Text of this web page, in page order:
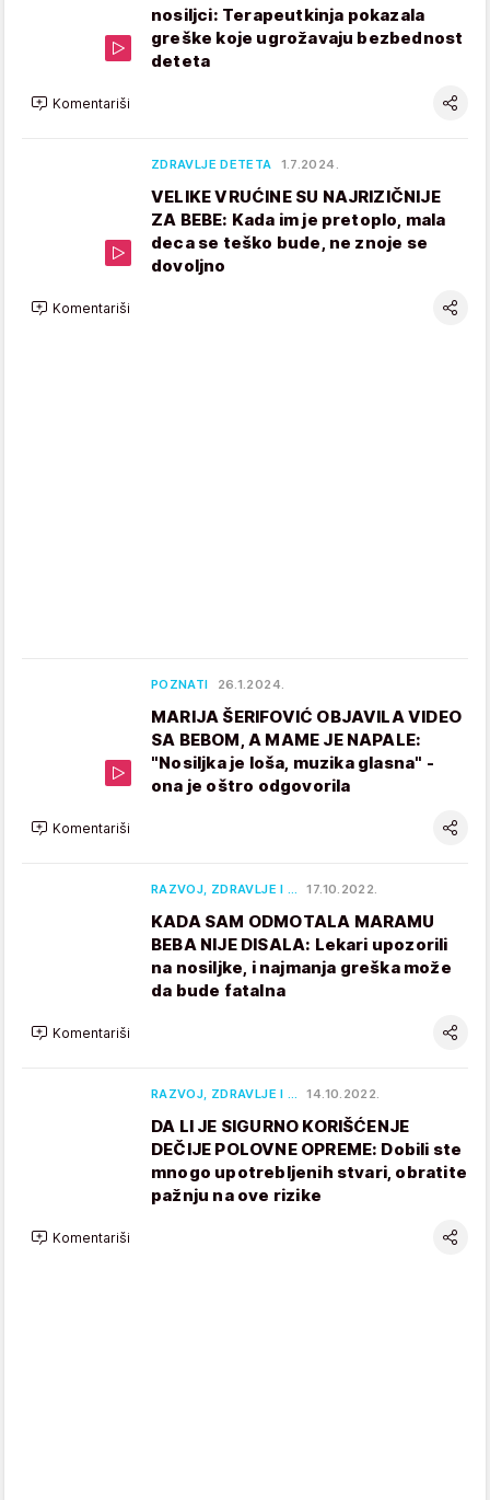
nosiljci: Terapeutkinja pokazala
greške koje ugrožavaju bezbednost
deteta
Komentariši
ZDRAVLJE DETETA 1.7.2024.
VELIKE VRUĆINE SU NAJRIZIČNIJE
ZA BEBE: Kada im je pretoplo, mala
deca se teško bude, ne znoje se
dovoljno
Komentariši
POZNATI 26.1.2024.
MARIJA ŠERIFOVIĆ OBJAVILA VIDEO
SA BEBOM, A MAME JE NAPALE:
"Nosiljka je loša, muzika glasna" -
ona je oštro odgovorila
Komentariši
RAZVOJ, ZDRAVLJE I … 17.10.2022.
KADA SAM ODMOTALA MARAMU
BEBA NIJE DISALA: Lekari upozorili
na nosiljke, i najmanja greška može
da bude fatalna
Komentariši
RAZVOJ, ZDRAVLJE I … 14.10.2022.
DA LI JE SIGURNO KORIŠĆENJE
DEČIJE POLOVNE OPREME: Dobili ste
mnogo upotrebljenih stvari, obratite
pažnju na ove rizike
Komentariši